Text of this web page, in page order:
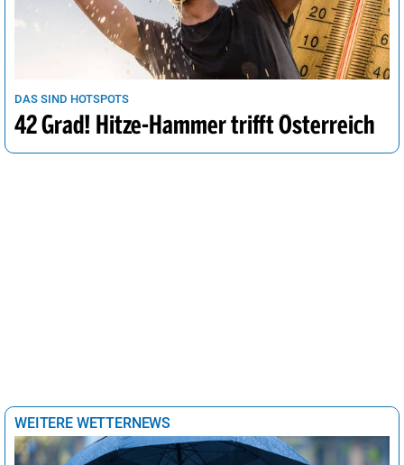
DAS SIND HOTSPOTS
42 Grad! Hitze-Hammer trifft Österreich
WEITERE WETTERNEWS